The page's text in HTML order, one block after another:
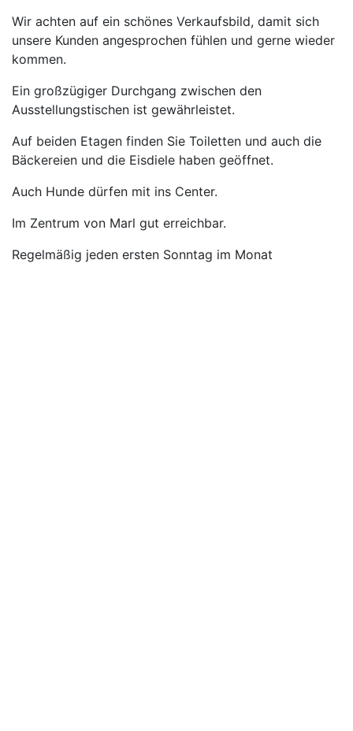
Wir achten auf ein schönes Verkaufsbild, damit sich
unsere Kunden angesprochen fühlen und gerne wieder
kommen.
Ein großzügiger Durchgang zwischen den
Ausstellungstischen ist gewährleistet.
Auf beiden Etagen finden Sie Toiletten und auch die
Bäckereien und die Eisdiele haben geöffnet.
Auch Hunde dürfen mit ins Center.
Im Zentrum von Marl gut erreichbar.
Regelmäßig jeden ersten Sonntag im Monat